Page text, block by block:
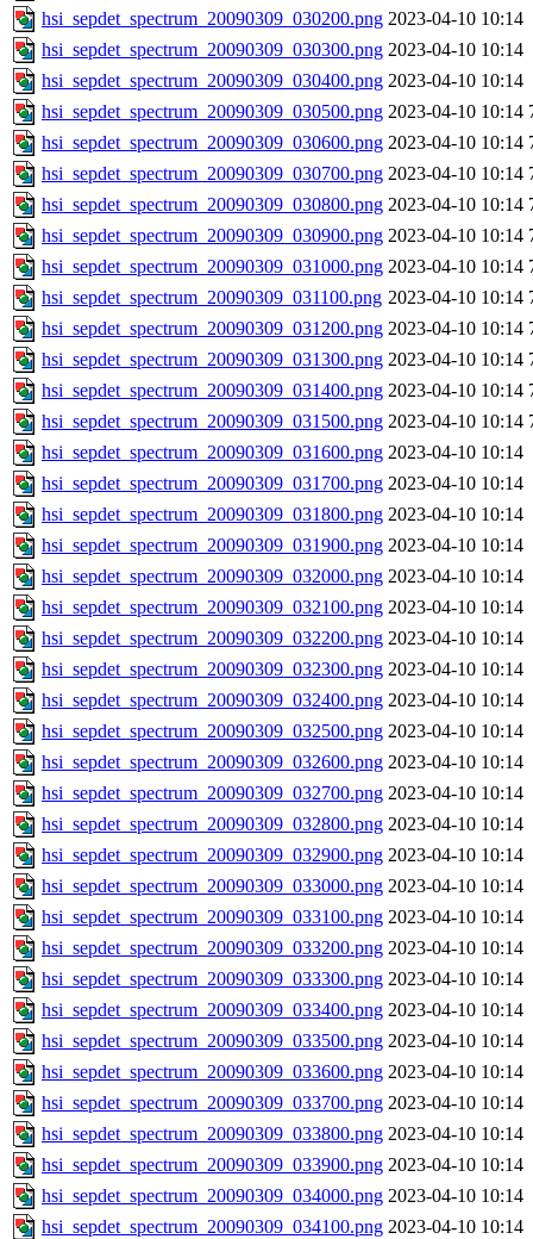
hsi_sepdet_spectrum_20090309_030200.png 2023-04-10 10:14
hsi_sepdet_spectrum_20090309_030300.png 2023-04-10 10:14
hsi_sepdet_spectrum_20090309_030400.png 2023-04-10 10:14
hsi_sepdet_spectrum_20090309_030500.png 2023-04-10 10:14
hsi_sepdet_spectrum_20090309_030600.png 2023-04-10 10:14
hsi_sepdet_spectrum_20090309_030700.png 2023-04-10 10:14
hsi_sepdet_spectrum_20090309_030800.png 2023-04-10 10:14
hsi_sepdet_spectrum_20090309_030900.png 2023-04-10 10:14
hsi_sepdet_spectrum_20090309_031000.png 2023-04-10 10:14
hsi_sepdet_spectrum_20090309_031100.png 2023-04-10 10:14
hsi_sepdet_spectrum_20090309_031200.png 2023-04-10 10:14
hsi_sepdet_spectrum_20090309_031300.png 2023-04-10 10:14
hsi_sepdet_spectrum_20090309_031400.png 2023-04-10 10:14
hsi_sepdet_spectrum_20090309_031500.png 2023-04-10 10:14
hsi_sepdet_spectrum_20090309_031600.png 2023-04-10 10:14
hsi_sepdet_spectrum_20090309_031700.png 2023-04-10 10:14
hsi_sepdet_spectrum_20090309_031800.png 2023-04-10 10:14
hsi_sepdet_spectrum_20090309_031900.png 2023-04-10 10:14
hsi_sepdet_spectrum_20090309_032000.png 2023-04-10 10:14
hsi_sepdet_spectrum_20090309_032100.png 2023-04-10 10:14
hsi_sepdet_spectrum_20090309_032200.png 2023-04-10 10:14
hsi_sepdet_spectrum_20090309_032300.png 2023-04-10 10:14
hsi_sepdet_spectrum_20090309_032400.png 2023-04-10 10:14
hsi_sepdet_spectrum_20090309_032500.png 2023-04-10 10:14
hsi_sepdet_spectrum_20090309_032600.png 2023-04-10 10:14
hsi_sepdet_spectrum_20090309_032700.png 2023-04-10 10:14
hsi_sepdet_spectrum_20090309_032800.png 2023-04-10 10:14
hsi_sepdet_spectrum_20090309_032900.png 2023-04-10 10:14
hsi_sepdet_spectrum_20090309_033000.png 2023-04-10 10:14
hsi_sepdet_spectrum_20090309_033100.png 2023-04-10 10:14
hsi_sepdet_spectrum_20090309_033200.png 2023-04-10 10:14
hsi_sepdet_spectrum_20090309_033300.png 2023-04-10 10:14
hsi_sepdet_spectrum_20090309_033400.png 2023-04-10 10:14
hsi_sepdet_spectrum_20090309_033500.png 2023-04-10 10:14
hsi_sepdet_spectrum_20090309_033600.png 2023-04-10 10:14
hsi_sepdet_spectrum_20090309_033700.png 2023-04-10 10:14
hsi_sepdet_spectrum_20090309_033800.png 2023-04-10 10:14
hsi_sepdet_spectrum_20090309_033900.png 2023-04-10 10:14
hsi_sepdet_spectrum_20090309_034000.png 2023-04-10 10:14
hsi_sepdet_spectrum_20090309_034100.png 2023-04-10 10:14